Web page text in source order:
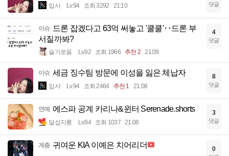
입사 Lv.94 조회 3292 21:10 댓글
이슈 드론 잡겠다고 63억 써놓고 '쿨쿨'‥드론 부
서질까봐?
슬기로움 Lv.92 조회 1966 추천 2 21:09
4
댓글
이슈 세금 징수팀 방문에 이성을 잃은 체납자
입사 Lv.94 조회 2464 추천 1 21:08
8
댓글
연예 에스파 공계 카리나&윈터 Serenade.shorts
달섭지롱 Lv.94 조회 1037 21:08
3
댓글
계층 귀여운 KIA 이예은 치어리더 0